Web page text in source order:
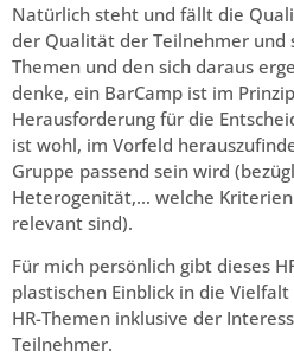
Natürlich steht und fällt die
der Qualität der Teilnehmer und
Themen und den sich daraus
denke, ein BarCamp ist im
Herausforderung für die
ist wohl, im Vorfeld
Gruppe passend sein wird
Heterogenität,… welche
relevant sind).
Für mich persönlich gibt dieses
plastischen Einblick in die
HR-Themen inklusive der
Teilnehmer.